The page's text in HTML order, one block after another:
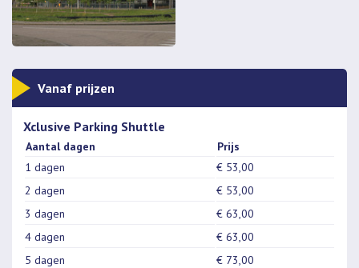
Vanaf prijzen
Xclusive Parking Shuttle
Aantal dagen
Prijs
1 dagen
€ 53,00
2 dagen
€ 53,00
3 dagen
€ 63,00
4 dagen
€ 63,00
5 dagen
€ 73,00